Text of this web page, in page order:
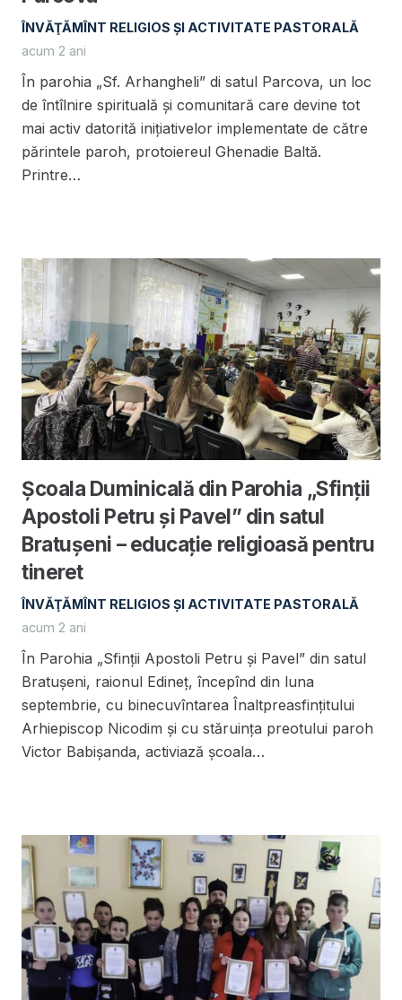
ÎNVĂŢĂMÎNT RELIGIOS ŞI ACTIVITATE PASTORALĂ
acum 2 ani
În parohia „Sf. Arhangheli” di satul Parcova, un loc
de întîlnire spirituală și comunitară care devine tot
mai activ datorită inițiativelor implementate de către
părintele paroh, protoiereul Ghenadie Baltă.
Printre…
Școala Duminicală din Parohia „Sfinții
Apostoli Petru și Pavel” din satul
Bratușeni – educație religioasă pentru
tineret
ÎNVĂŢĂMÎNT RELIGIOS ŞI ACTIVITATE PASTORALĂ
acum 2 ani
În Parohia „Sfinții Apostoli Petru și Pavel” din satul
Bratușeni, raionul Edineț, începînd din luna
septembrie, cu binecuvîntarea Înaltpreasfințitului
Arhiepiscop Nicodim și cu stăruința preotului paroh
Victor Babișanda, activiază școala…